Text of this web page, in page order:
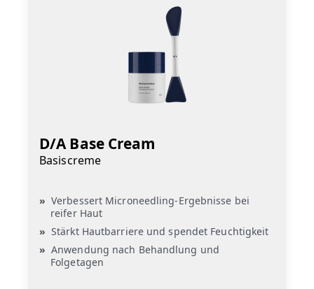
D/A Base Cream
Basiscreme
Verbessert Microneedling-Ergebnisse bei
reifer Haut
Stärkt Hautbarriere und spendet Feuchtigkeit
Anwendung nach Behandlung und
Folgetagen